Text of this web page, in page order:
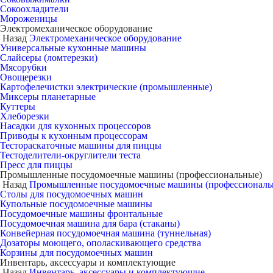
Сокоохладители
Мороженицы
Электромеханическое оборудование
Назад Электромеханическое оборудование
Универсальные кухонные машины
Слайсеры (ломтерезки)
Мясорубки
Овощерезки
Картофелечистки электрические (промышленные)
Миксеры планетарные
Куттеры
Хлеборезки
Насадки для кухонных процессоров
Приводы к кухонным процессорам
Тестораскаточные машины для пиццы
Тестоделители-округлители теста
Пресс для пиццы
Промышленные посудомоечные машины (профессиональные)
Назад Промышленные посудомоечные машины
Столы для посудомоечных машин
Купольные посудомоечные машины
Посудомоечные машины фронтальные
Посудомоечная машина для бара (стаканы)
Конвейерная посудомоечная машина (туннельная)
Дозаторы моющего, ополаскивающего средства
Корзины для посудомоечных машин
Инвентарь, аксессуары и комплектующие